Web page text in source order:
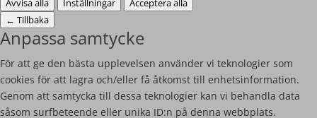
Avvisa alla Inställningar
Acceptera alla
← Tillbaka
Anpassa samtycke
För att ge den bästa upplevelsen använder vi teknologier som
cookies för att lagra och/eller få åtkomst till enhetsinformation.
Genom att samtycka till dessa teknologier kan vi behandla data
såsom surfbeteende eller unika ID:n på denna webbplats.